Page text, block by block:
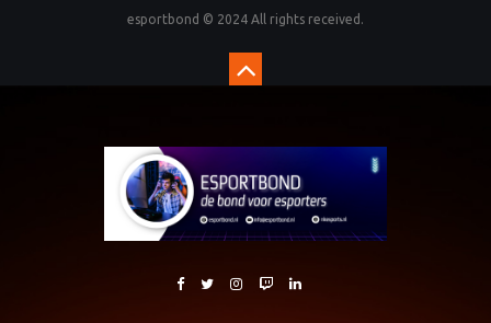
esportbond © 2024 All rights received.